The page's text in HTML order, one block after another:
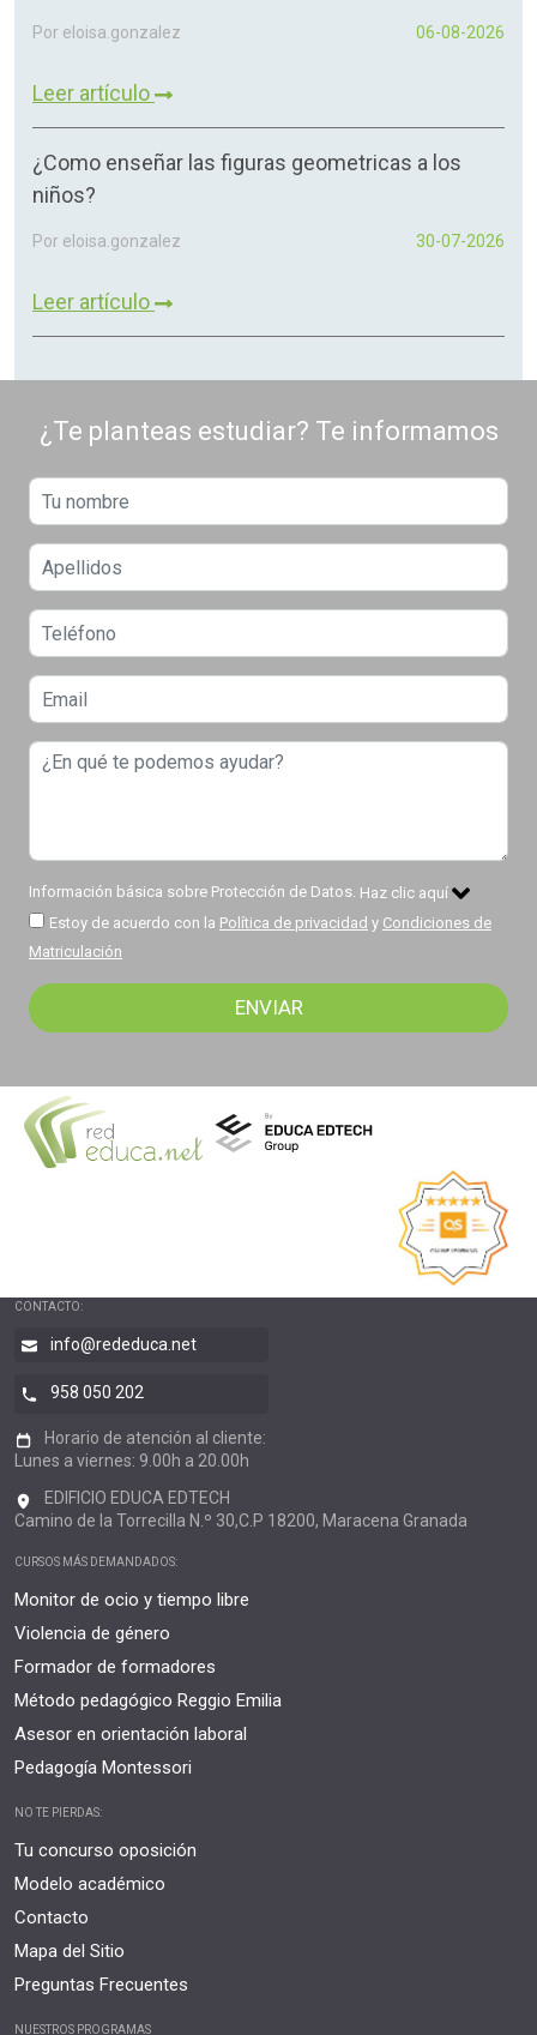
Por eloisa.gonzalez 06-08-2026
Leer artículo
¿Como enseñar las figuras geometricas a los
niños?
Por eloisa.gonzalez 30-07-2026
Leer artículo
¿Te planteas estudiar? Te informamos
Información básica sobre Protección de Datos. Haz clic aquí
Estoy de acuerdo con la Política de privacidad y Condiciones de
Matriculación
CONTACTO:
info@rededuca.net
958 050 202
Horario de atención al cliente:
Lunes a viernes: 9.00h a 20.00h
EDIFICIO EDUCA EDTECH
Camino de la Torrecilla N.º 30,C.P 18200, Maracena Granada
CURSOS MÁS DEMANDADOS:
Monitor de ocio y tiempo libre
Violencia de género
Formador de formadores
Método pedagógico Reggio Emilia
Asesor en orientación laboral
Pedagogía Montessori
NO TE PIERDAS:
Tu concurso oposición
Modelo académico
Contacto
Mapa del Sitio
Preguntas Frecuentes
NUESTROS PROGRAMAS